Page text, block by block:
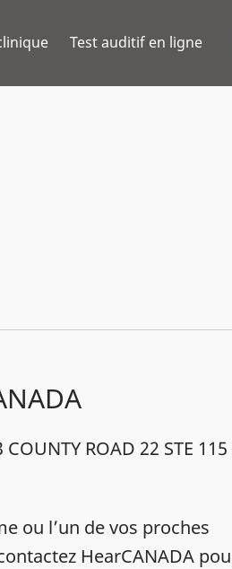
Test auditif en ligne
ROAD 22 STE 115
ou l’un de vos proches
HearCANADA